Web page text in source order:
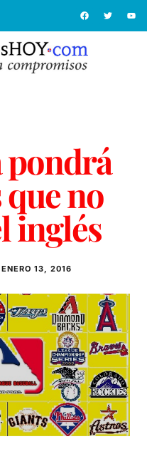
pondrá
no
inglés
ENERO 13, 2016